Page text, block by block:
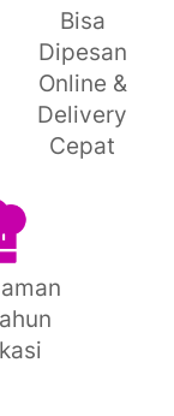
Bisa
Dipesan
Online &
Delivery
Cepat